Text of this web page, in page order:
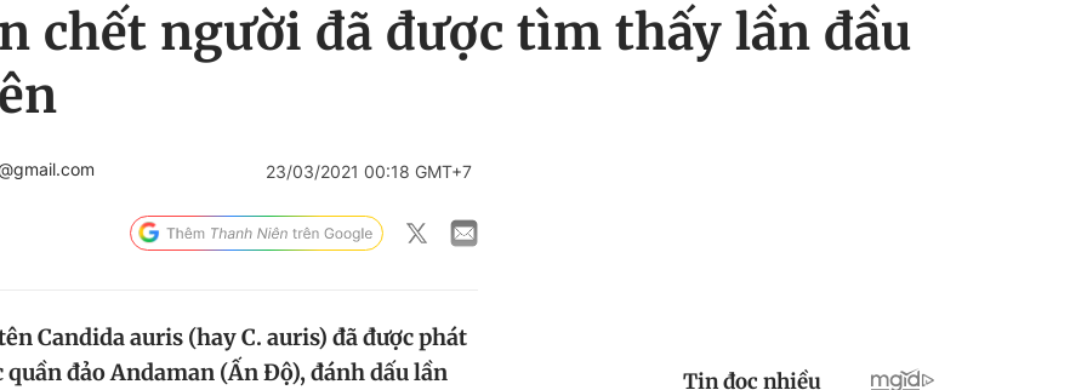
chết người đã được tìm thấy lần đầu
23/03/2021 00:18 GMT+7
Candida auris (hay C. auris) đã được phát
đảo Andaman (Ấn Độ), đánh dấu lần